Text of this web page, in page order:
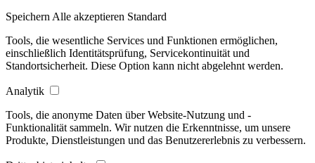
Speichern Alle akzeptieren Standard
Tools, die wesentliche Services und Funktionen ermöglichen,
einschließlich Identitätsprüfung, Servicekontinuität und
Standortsicherheit. Diese Option kann nicht abgelehnt werden.
Analytik
Tools, die anonyme Daten über Website-Nutzung und -
Funktionalität sammeln. Wir nutzen die Erkenntnisse, um unsere
Produkte, Dienstleistungen und das Benutzererlebnis zu verbessern.